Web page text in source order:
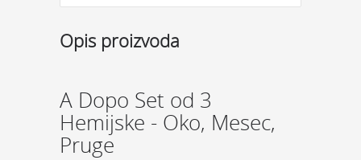
Opis proizvoda
A Dopo Set od 3
Hemijske - Oko, Mesec,
Pruge